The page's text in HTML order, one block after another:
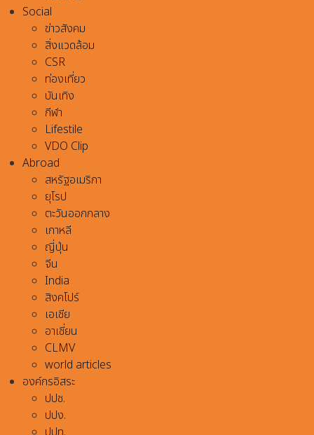
Social
ข่าวสังคม
สิ่งแวดล้อม
CSR
ท่องเที่ยว
บันเทิง
กีฬา
Lifestile
VDO Clip
Abroad
สหรัฐอเมริกา
ยุโรป
ตะวันออกกลาง
เกาหลี
ญี่ปุ่น
จีน
India
สิงคโปร์
เอเชีย
อาเชี่ยน
CLMV
world articles
องค์กรอิสระ
ปปช.
ปปง.